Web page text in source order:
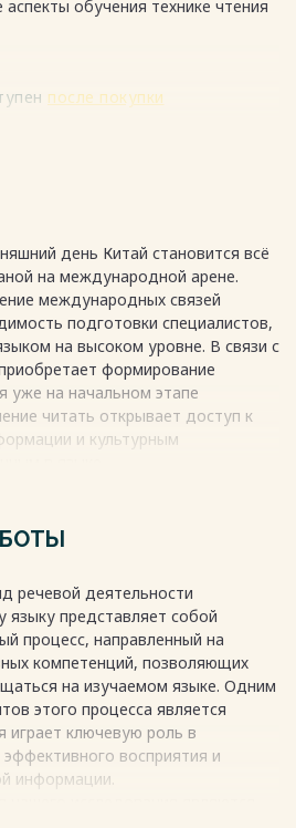
обучения технике чтения
после покупки
день Китай становится всё
на международной арене.
международных связей
подготовки специалистов,
на высоком уровне. В связи с
формирование
уже на начальном этапе
читать открывает доступ к
и культурным
текста, а способ
других языковых
представляет собой
для начинающих, особенно для
из-за существенных различий
письменными системами.
необходимо внедрение
учитывающих специфику
принципы их запоминания и
а также формирование
Сегодня существует
речевой деятельности
языку представляет собой
процесс, направленный на
компетенций, позволяющих
на изучаемом языке. Одним
этого процесса является
играет ключевую роль в
восприятия и
информации.